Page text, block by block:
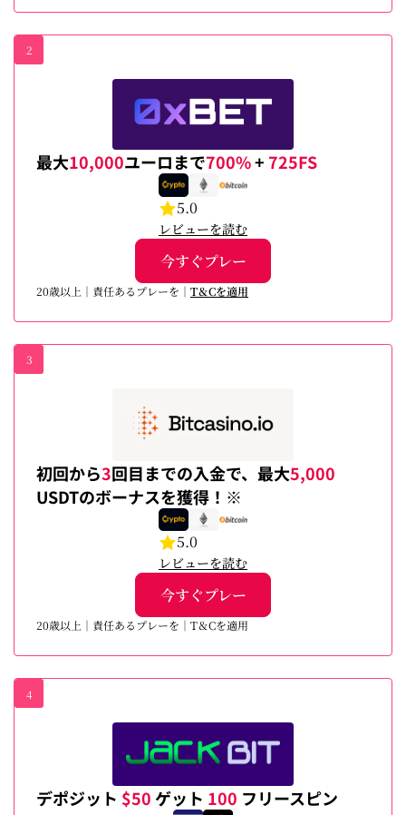
2
最大10,000ユーロまで700%+725FS
5.0
レビューを読む
今すぐプレー
20歳以上｜責任あるプレーを｜ T＆Cを適用
3
初回から3回目までの入金で、最大5,000
USDTのボーナスを獲得！※
5.0
レビューを読む
今すぐプレー
20歳以上｜責任あるプレーを｜T＆Cを適用
4
デポジット $50ゲット 100 フリースピン